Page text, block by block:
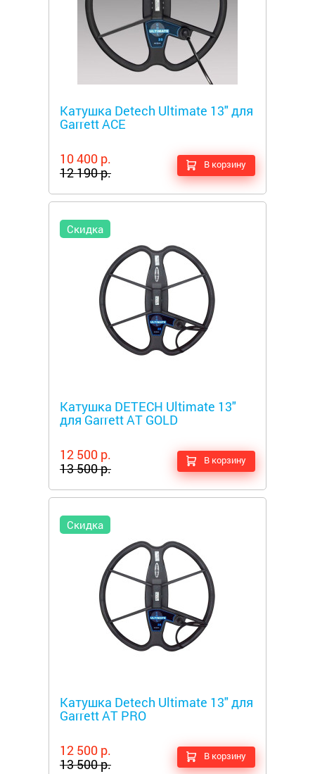
Катушка Detech Ultimate 13" для
Garrett ACE
10 400 р.
12 190 р.
В корзину
Скидка
Катушка DETECH Ultimate 13"
для Garrett AT GOLD
12 500 р.
13 500 р.
В корзину
Скидка
Катушка Detech Ultimate 13" для
Garrett AT PRO
12 500 р.
13 500 р.
В корзину